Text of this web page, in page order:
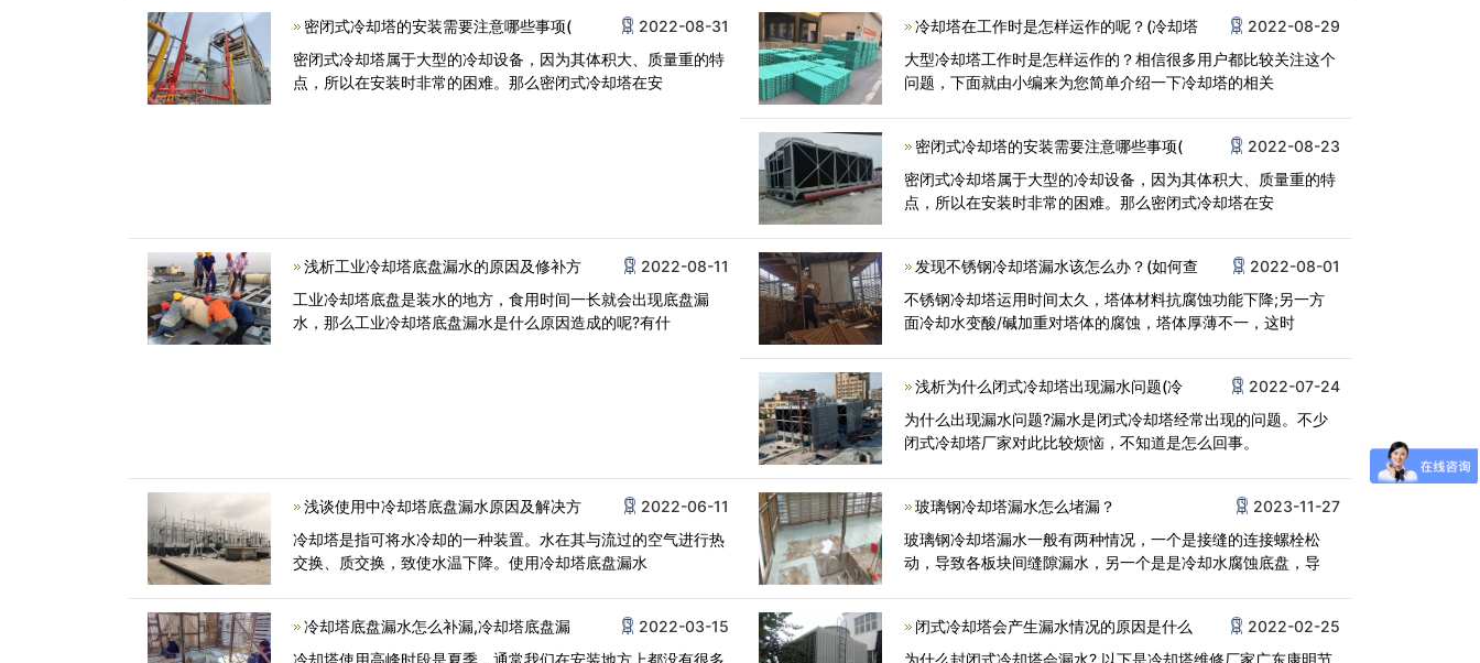
密闭式冷却塔的安装需要注意哪些事项(
2022-08-31
密闭式冷却塔属于大型的冷却设备，因为其体积大、质量重的特
点，所以在安装时非常的困难。那么密闭式冷却塔在安
冷却塔在工作时是怎样运作的呢？(冷却塔
2022-08-29
大型冷却塔工作时是怎样运作的？相信很多用户都比较关注这个
问题，下面就由小编来为您简单介绍一下冷却塔的相关
密闭式冷却塔的安装需要注意哪些事项(
2022-08-23
密闭式冷却塔属于大型的冷却设备，因为其体积大、质量重的特
点，所以在安装时非常的困难。那么密闭式冷却塔在安
浅析工业冷却塔底盘漏水的原因及修补方
2022-08-11
工业冷却塔底盘是装水的地方，食用时间一长就会出现底盘漏
水，那么工业冷却塔底盘漏水是什么原因造成的呢?有什
发现不锈钢冷却塔漏水该怎么办？(如何查
2022-08-01
不锈钢冷却塔运用时间太久，塔体材料抗腐蚀功能下降;另一方
面冷却水变酸/碱加重对塔体的腐蚀，塔体厚薄不一，这时
浅析为什么闭式冷却塔出现漏水问题(冷
2022-07-24
为什么出现漏水问题?漏水是闭式冷却塔经常出现的问题。不少
闭式冷却塔厂家对此比较烦恼，不知道是怎么回事。
浅谈使用中冷却塔底盘漏水原因及解决方
2022-06-11
冷却塔是指可将水冷却的一种装置。水在其与流过的空气进行热
交换、质交换，致使水温下降。使用冷却塔底盘漏水
玻璃钢冷却塔漏水怎么堵漏？
2023-11-27
玻璃钢冷却塔漏水一般有两种情况，一个是接缝的连接螺栓松
动，导致各板块间缝隙漏水，另一个是是冷却水腐蚀底盘，导
冷却塔底盘漏水怎么补漏,冷却塔底盘漏
2022-03-15
冷却塔使用高峰时段是夏季，通常我们在安装地方上都没有很多
闭式冷却塔会产生漏水情况的原因是什么
2022-02-25
为什么封闭式冷却塔会漏水? 以下是冷却塔维修厂家广东康明节